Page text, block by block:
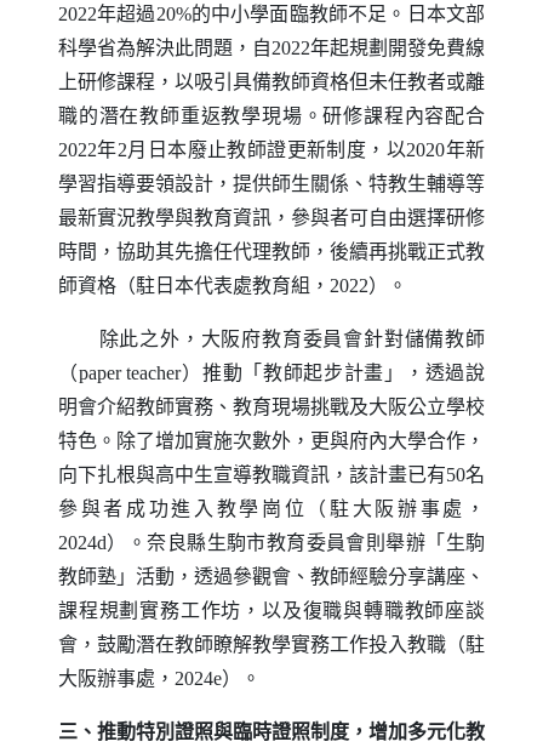
2022年超過20%的中小學面臨教師不足。日本文部
科學省為解決此問題，自2022年起規劃開發免費線
上研修課程，以吸引具備教師資格但未任教者或離
職的潛在教師重返教學現場。研修課程內容配合
2022年2月日本廢止教師證更新制度，以2020年新
學習指導要領設計，提供師生關係、特教生輔導等
最新實況教學與教育資訊，參與者可自由選擇研修
時間，協助其先擔任代理教師，後續再挑戰正式教
師資格（駐日本代表處教育組，2022）。
除此之外，大阪府教育委員會針對儲備教師
（paper teacher）推動「教師起步計畫」，透過說
明會介紹教師實務、教育現場挑戰及大阪公立學校
特色。除了增加實施次數外，更與府內大學合作，
向下扎根與高中生宣導教職資訊，該計畫已有50名
參與者成功進入教學崗位（駐大阪辦事處，
2024d）。奈良縣生駒市教育委員會則舉辦「生駒
教師塾」活動，透過參觀會、教師經驗分享講座、
課程規劃實務工作坊，以及復職與轉職教師座談
會，鼓勵潛在教師瞭解教學實務工作投入教職（駐
大阪辦事處，2024e）。
三、推動特別證照與臨時證照制度，增加多元化教